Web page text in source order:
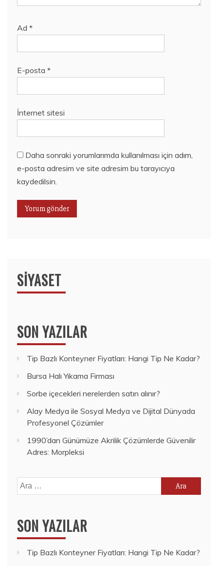
Ad *
E-posta *
İnternet sitesi
Daha sonraki yorumlarımda kullanılması için adım,
e-posta adresim ve site adresim bu tarayıcıya
kaydedilsin.
SIYASET
SON YAZILAR
Tip Bazlı Konteyner Fiyatları: Hangi Tip Ne Kadar?
Bursa Halı Yıkama Firması
Sorbe içecekleri nerelerden satın alınır?
Alay Medya ile Sosyal Medya ve Dijital Dünyada
Profesyonel Çözümler
1990’dan Günümüze Akrilik Çözümlerde Güvenilir
Adres: Morpleksi
Arama:
SON YAZILAR
Tip Bazlı Konteyner Fiyatları: Hangi Tip Ne Kadar?